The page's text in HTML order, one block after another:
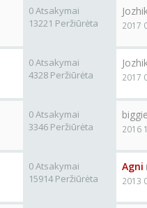
0 Atsakymai
13221 Peržiūrėta
2017
0 Atsakymai
4328 Peržiūrėta
2017
0 Atsakymai
3346 Peržiūrėta
biggie
2016
0 Atsakymai
15914 Peržiūrėta
Agni
2013